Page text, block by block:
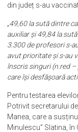
din județ s-au
„49,60 la sută dintre
auxiliar și 49,84 la
3.300 de profesori s-
avut prioritate și s-au
înscris singuri (n.red
care își desfășoară
Pentru testarea
Potrivit secretarului
Manea, care a
Minulescu” Slatina,